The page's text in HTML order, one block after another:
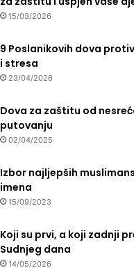
15/03/2026
9 Poslanikovih dova
i stresa
23/04/2026
Dova za zaštitu od
putovanju
02/04/2025
Izbor najljepših
imena
15/09/2023
Koji su prvi, a koji zadnji
Sudnjeg dana
14/05/2026